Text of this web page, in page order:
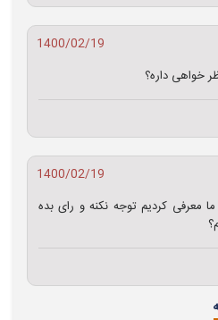
1400/02/19
خواهی داره؟
1400/02/19
معرفی کردیم توجه نکنه و رای بده